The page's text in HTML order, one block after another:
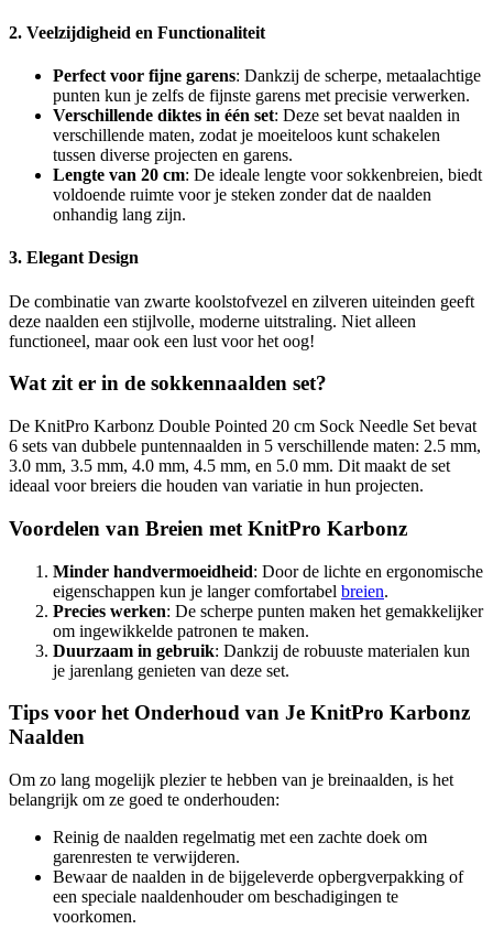
2. Veelzijdigheid en Functionaliteit
Perfect voor fijne garens: Dankzij de scherpe, metaalachtige
punten kun je zelfs de fijnste garens met precisie verwerken.
Verschillende diktes in één set: Deze set bevat naalden in
verschillende maten, zodat je moeiteloos kunt schakelen
tussen diverse projecten en garens.
Lengte van 20 cm: De ideale lengte voor sokkenbreien, biedt
voldoende ruimte voor je steken zonder dat de naalden
onhandig lang zijn.
3. Elegant Design
De combinatie van zwarte koolstofvezel en zilveren uiteinden geeft
deze naalden een stijlvolle, moderne uitstraling. Niet alleen
functioneel, maar ook een lust voor het oog!
Wat zit er in de sokkennaalden set?
De KnitPro Karbonz Double Pointed 20 cm Sock Needle Set bevat
6 sets van dubbele puntennaalden in 5 verschillende maten: 2.5 mm,
3.0 mm, 3.5 mm, 4.0 mm, 4.5 mm, en 5.0 mm. Dit maakt de set
ideaal voor breiers die houden van variatie in hun projecten.
Voordelen van Breien met KnitPro Karbonz
Minder handvermoeidheid: Door de lichte en ergonomische
eigenschappen kun je langer comfortabel breien.
Precies werken: De scherpe punten maken het gemakkelijker
om ingewikkelde patronen te maken.
Duurzaam in gebruik: Dankzij de robuuste materialen kun
je jarenlang genieten van deze set.
Tips voor het Onderhoud van Je KnitPro Karbonz
Naalden
Om zo lang mogelijk plezier te hebben van je breinaalden, is het
belangrijk om ze goed te onderhouden:
Reinig de naalden regelmatig met een zachte doek om
garenresten te verwijderen.
Bewaar de naalden in de bijgeleverde opbergverpakking of
een speciale naaldenhouder om beschadigingen te
voorkomen.